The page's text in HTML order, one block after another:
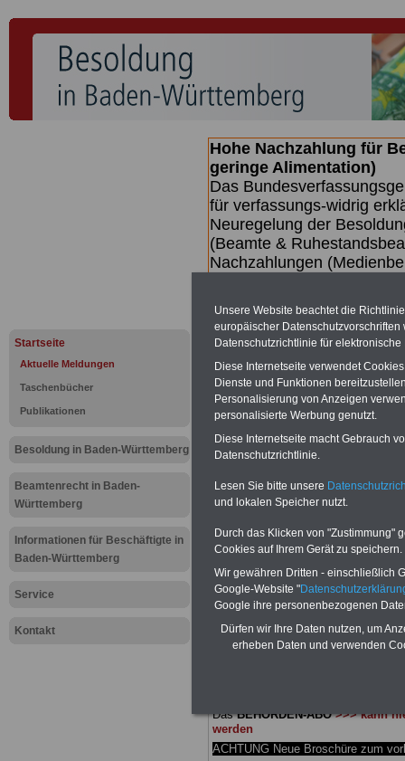
Startseite
Aktuelle Meldungen
Taschenbücher
Publikationen
Besoldung in Baden-Württemberg
Beamtenrecht in Baden-
Württemberg
Informationen für Beschäftigte in
Baden-Württemberg
Service
Kontakt
Hohe Nachzahlung für
geringe Alimentation)
Das
für verfassungs-widrig
Neuregelung der
(Beamte &
Nachzahlungen
dem Beschluss des
wird (wahrscheinlich im
Broschüre
Meldung
BEHÖRDEN-ABOmit 3 Ratgebern
25,00 Euro: Wissenswertes für
und Beamte, Beamten-
(Bund/Länder) sowie Beihilferecht
Ländern. Alle drei Ratgeber sind
gegliedert und erläutern auch
DasBEHÖRDEN-ABO >>> kann
werden
ACHTUNG Neue Broschüre zum
Unsere Website beachtet die
europäischer
Datenschutzrichtlinie für
Diese Internetseite verwendet
Dienste und Funktionen
Personalisierung von Anzeigen
personalisierte Werbung genutzt.
Diese Internetseite macht Gebrauch
Datenschutzrichtlinie.
Lesen Sie bitte unsere
und lokalen Speicher nutzt.
Durch das Klicken von "Zustimmung"
Cookies auf Ihrem Gerät zu speichern.
Wir gewähren Dritten - einschließlich
Google-Website "
Google ihre personenbezogenen
Dürfen wir Ihre Daten nutzen, um
erheben Daten und verwenden